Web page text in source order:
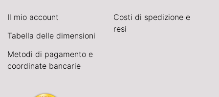
Il mio account
Tabella delle dimensioni
Metodi di pagamento e
coordinate bancarie
Costi di spedizione e
resi